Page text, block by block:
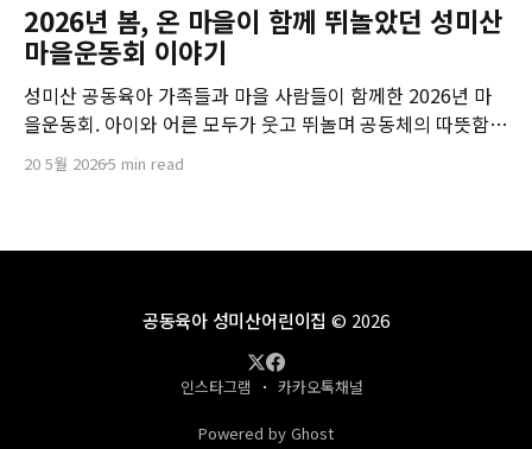
2026년 봄, 온 마을이 함께 뛰놀았던 성미산
마을운동회 이야기
성미산 공동육아 가족들과 마을 사람들이 함께한 2026년 마
을운동회. 아이와 어른 모두가 웃고 뛰놀며 공동체의 따뜻함을
느낀 하루를 기록합니다.
20 5월 20265 min read
공동육아 성미산어린이집 © 2026
인스타그램 카카오톡채널
Powered by Ghost